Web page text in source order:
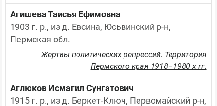
Агишева Таисья Ефимовна
1903 г. р., из д. Евсина, Юсьвинский р-н,
Пермская обл.
Жертвы политических репрессий. Территория
Пермского края 1918–1980 х гг.
Аглюков Исмагил Сунгатович
1915 г. р., из д. Беркет-Ключ, Первомайский р-н,